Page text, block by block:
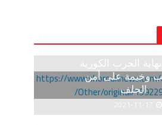
نهاية الحرب الكورية
وخيمة على أمن
الحلف
2021-11-17